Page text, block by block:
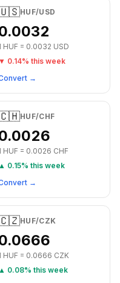
HUF/USD
HUF = 0.0032 USD
▼ 0.14% this week
→
HUF/CHF
HUF = 0.0026 CHF
▲ 0.15% this week
→
HUF/CZK
HUF = 0.0666 CZK
▲ 0.08% this week